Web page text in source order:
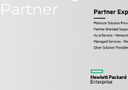
Partner